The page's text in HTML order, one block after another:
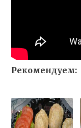
Рекомендуем: